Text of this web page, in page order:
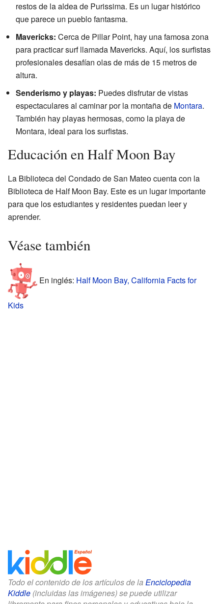
restos de la aldea de Purissima. Es un lugar histórico
que parece un pueblo fantasma.
Mavericks: Cerca de Pillar Point, hay una famosa zona
para practicar surf llamada Mavericks. Aquí, los surfistas
profesionales desafían olas de más de 15 metros de
altura.
Senderismo y playas: Puedes disfrutar de vistas
espectaculares al caminar por la montaña de Montara.
También hay playas hermosas, como la playa de
Montara, ideal para los surfistas.
Educación en Half Moon Bay
La Biblioteca del Condado de San Mateo cuenta con la
Biblioteca de Half Moon Bay. Este es un lugar importante
para que los estudiantes y residentes puedan leer y
aprender.
Véase también
En inglés: Half Moon Bay, California Facts for
Kids
Todo el contenido de los artículos de la Enciclopedia
Kiddle (incluidas las imágenes) se puede utilizar